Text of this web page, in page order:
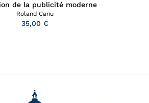
de la publicité moderne
Roland Canu
35,00 €